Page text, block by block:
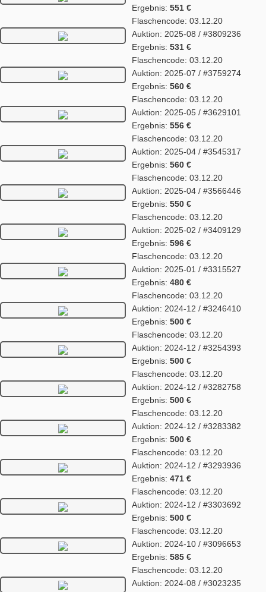
Ergebnis: 551 €
Flaschencode: 03.12.20
Auktion: 2025-08 / #3809236
Ergebnis: 531 €
Flaschencode: 03.12.20
Auktion: 2025-07 / #3759274
Ergebnis: 560 €
Flaschencode: 03.12.20
Auktion: 2025-05 / #3629101
Ergebnis: 556 €
Flaschencode: 03.12.20
Auktion: 2025-04 / #3545317
Ergebnis: 560 €
Flaschencode: 03.12.20
Auktion: 2025-04 / #3566446
Ergebnis: 550 €
Flaschencode: 03.12.20
Auktion: 2025-02 / #3409129
Ergebnis: 596 €
Flaschencode: 03.12.20
Auktion: 2025-01 / #3315527
Ergebnis: 480 €
Flaschencode: 03.12.20
Auktion: 2024-12 / #3246410
Ergebnis: 500 €
Flaschencode: 03.12.20
Auktion: 2024-12 / #3254393
Ergebnis: 500 €
Flaschencode: 03.12.20
Auktion: 2024-12 / #3282758
Ergebnis: 500 €
Flaschencode: 03.12.20
Auktion: 2024-12 / #3283382
Ergebnis: 500 €
Flaschencode: 03.12.20
Auktion: 2024-12 / #3293936
Ergebnis: 471 €
Flaschencode: 03.12.20
Auktion: 2024-12 / #3303692
Ergebnis: 500 €
Flaschencode: 03.12.20
Auktion: 2024-10 / #3096653
Ergebnis: 585 €
Flaschencode: 03.12.20
Auktion: 2024-08 / #3023235